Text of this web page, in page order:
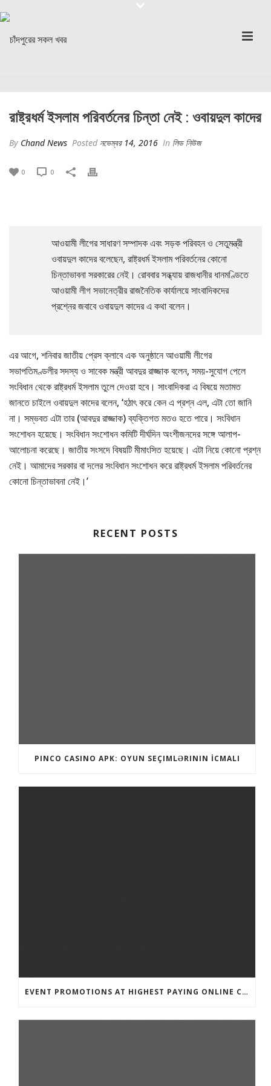
রাষ্ট্রধর্ম ইসলাম পরিবর্তনের চিন্তা নেই : ওবায়দুল কাদের
By Chand News Posted নভেম্বর 14, 2016 In লিড নিউজ
0 0
আওয়ামী লীগের সাধারণ সম্পাদক এবং সড়ক পরিবহন ও সেতুমন্ত্রী
ওবায়দুল কাদের বলেছেন, রাষ্ট্রধর্ম ইসলাম পরিবর্তনের কোনো
চিন্তাভাবনা সরকারের নেই। রোববার সন্ধ্যায় রাজধানীর ধানমণ্ডিতে
আওয়ামী লীগ সভানেত্রীর রাজনৈতিক কার্যালয়ে সাংবাদিকদের
প্রশ্নের জবাবে ওবায়দুল কাদের এ কথা বলেন।
এর আগে, শনিবার জাতীয় প্রেস ক্লাবে এক অনুষ্ঠানে আওয়ামী লীগের
সভাপতিমণ্ডলীর সদস্য ও সাবেক মন্ত্রী আবদুর রাজ্জাক বলেন, সময়-সুযোগ পেলে
সংবিধান থেকে রাষ্ট্রধর্ম ইসলাম তুলে দেওয়া হবে। সাংবাদিকরা এ বিষয়ে মতামত
জানতে চাইলে ওবায়দুল কাদের বলেন, ‘হঠাৎ করে কেন এ প্রশ্ন এল, এটা তো জানি
না। সম্ভবত এটা তার (আবদুর রাজ্জাক) ব্যক্তিগত মতও হতে পারে। সংবিধান
সংশোধন হয়েছে। সংবিধান সংশোধন কমিটি দীর্ঘদিন অংশীজনদের সঙ্গে আলাপ-
আলোচনা করেছে। জাতীয় সংসদে বিষয়টি মীমাংসিত হয়েছে। এটা নিয়ে কোনো প্রশ্ন
নেই। আমাদের সরকার বা দলের সংবিধান সংশোধন করে রাষ্ট্রধর্ম ইসলাম পরিবর্তনের
কোনো চিন্তাভাবনা নেই।’
RECENT POSTS
PINCO CASINO APK: OYUN SEÇIMLƏRININ İCMALI
EVENT PROMOTIONS AT HIGHEST PAYING ONLINE CASINOS WITH BEST RTP